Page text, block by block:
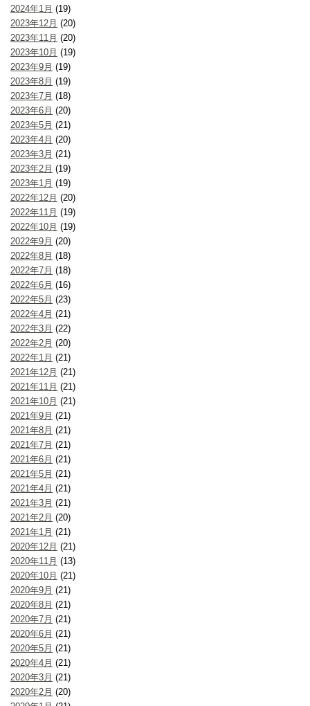
2024年1月 (19)
2023年12月 (20)
2023年11月 (20)
2023年10月 (19)
2023年9月 (19)
2023年8月 (19)
2023年7月 (18)
2023年6月 (20)
2023年5月 (21)
2023年4月 (20)
2023年3月 (21)
2023年2月 (19)
2023年1月 (19)
2022年12月 (20)
2022年11月 (19)
2022年10月 (19)
2022年9月 (20)
2022年8月 (18)
2022年7月 (18)
2022年6月 (16)
2022年5月 (23)
2022年4月 (21)
2022年3月 (22)
2022年2月 (20)
2022年1月 (21)
2021年12月 (21)
2021年11月 (21)
2021年10月 (21)
2021年9月 (21)
2021年8月 (21)
2021年7月 (21)
2021年6月 (21)
2021年5月 (21)
2021年4月 (21)
2021年3月 (21)
2021年2月 (20)
2021年1月 (21)
2020年12月 (21)
2020年11月 (13)
2020年10月 (21)
2020年9月 (21)
2020年8月 (21)
2020年7月 (21)
2020年6月 (21)
2020年5月 (21)
2020年4月 (21)
2020年3月 (21)
2020年2月 (20)